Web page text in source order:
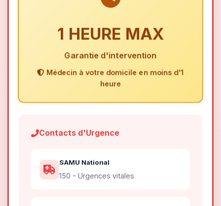
1 HEURE MAX
Garantie d'intervention
Médecin à votre domicile en moins d'1
heure
Contacts d'Urgence
SAMU National
150 - Urgences vitales